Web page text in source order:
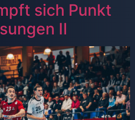
sich Punkt
II